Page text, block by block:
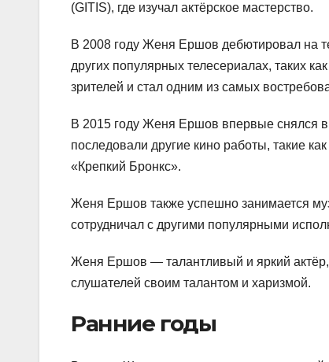
(GITIS), где изучал актёрское мастерство.
В 2008 году Женя Ершов дебютировал на
других популярных телесериалах, таких
зрителей и стал одним из самых
В 2015 году Женя Ершов впервые снялся
последовали другие кино работы, такие
«Крепкий Бронкс».
Женя Ершов также успешно занимается
сотрудничал с другими популярными
Женя Ершов — талантливый и яркий актёр,
слушателей своим талантом и харизмой.
Ранние годы